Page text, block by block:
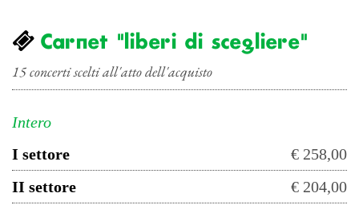
Carnet "liberi di scegliere"
15 concerti scelti all'atto dell'acquisto
Intero
I settore
€ 258,00
II settore
€ 204,00